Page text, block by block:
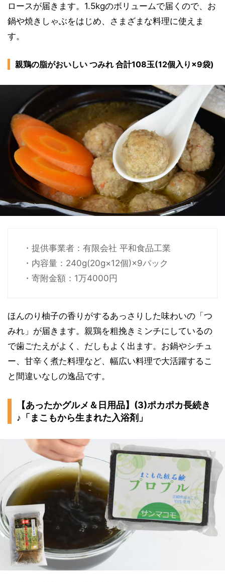
ロースが届きます。1.5kgのボリュームで届くので、お
鍋や焼きしゃぶをはじめ、さまざまな料理に使えま
す。
親鶏の脂がおいしい つみれ 合計108玉(12個入り×9袋)
・提供事業者：有限会社 平和食品工業
・内容量：240g(20g×12個)×9パック
・寄附金額：1万4000円
ほんのり柚子の香りがするあっさりした味わいの「つ
みれ」が届きます。親鶏を粗挽きミンチにしているの
で歯ごたえがよく、だしもよく出ます。お鍋やシチュ
ー、甘辛く煮た料理など、幅広い料理で大活躍するこ
と間違いなしの逸品です。
【あったかグルメ＆日用品】(3)ポカポカ長続き
♪「まこもから生まれた入浴剤」